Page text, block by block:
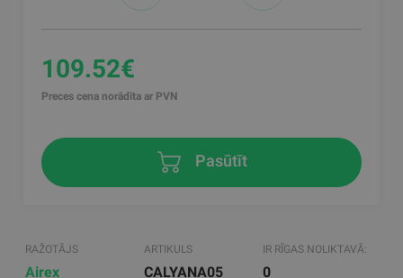
109.52€
Preces cena norādīta ar PVN
Pasūtīt
RAŽOTĀJS
Airex
ARTIKULS
CALYANA05
IR RĪGAS NOLIKTAVĀ:
0